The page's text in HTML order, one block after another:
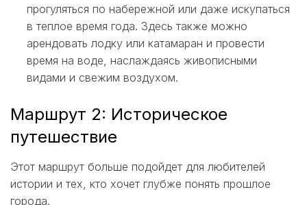
прогуляться по набережной или даже искупаться
в теплое время года. Здесь также можно
арендовать лодку или катамаран и провести
время на воде, наслаждаясь живописными
видами и свежим воздухом.
Маршрут 2: Историческое
путешествие
Этот маршрут больше подойдет для любителей
истории и тех, кто хочет глубже понять прошлое
города.